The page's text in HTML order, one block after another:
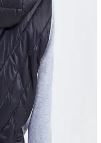
ve rüzgara dayanıklı,
ve doğa aktiviteleri
sağlar.
Kombinasyonları
yapılarıyla hem şıklık
tarzınızı
ve Kombinasyon